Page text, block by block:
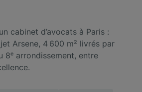
cabinet d’avocats à Paris :
Arsene, 4 600 m² livrés par
8ᵉ arrondissement, entre